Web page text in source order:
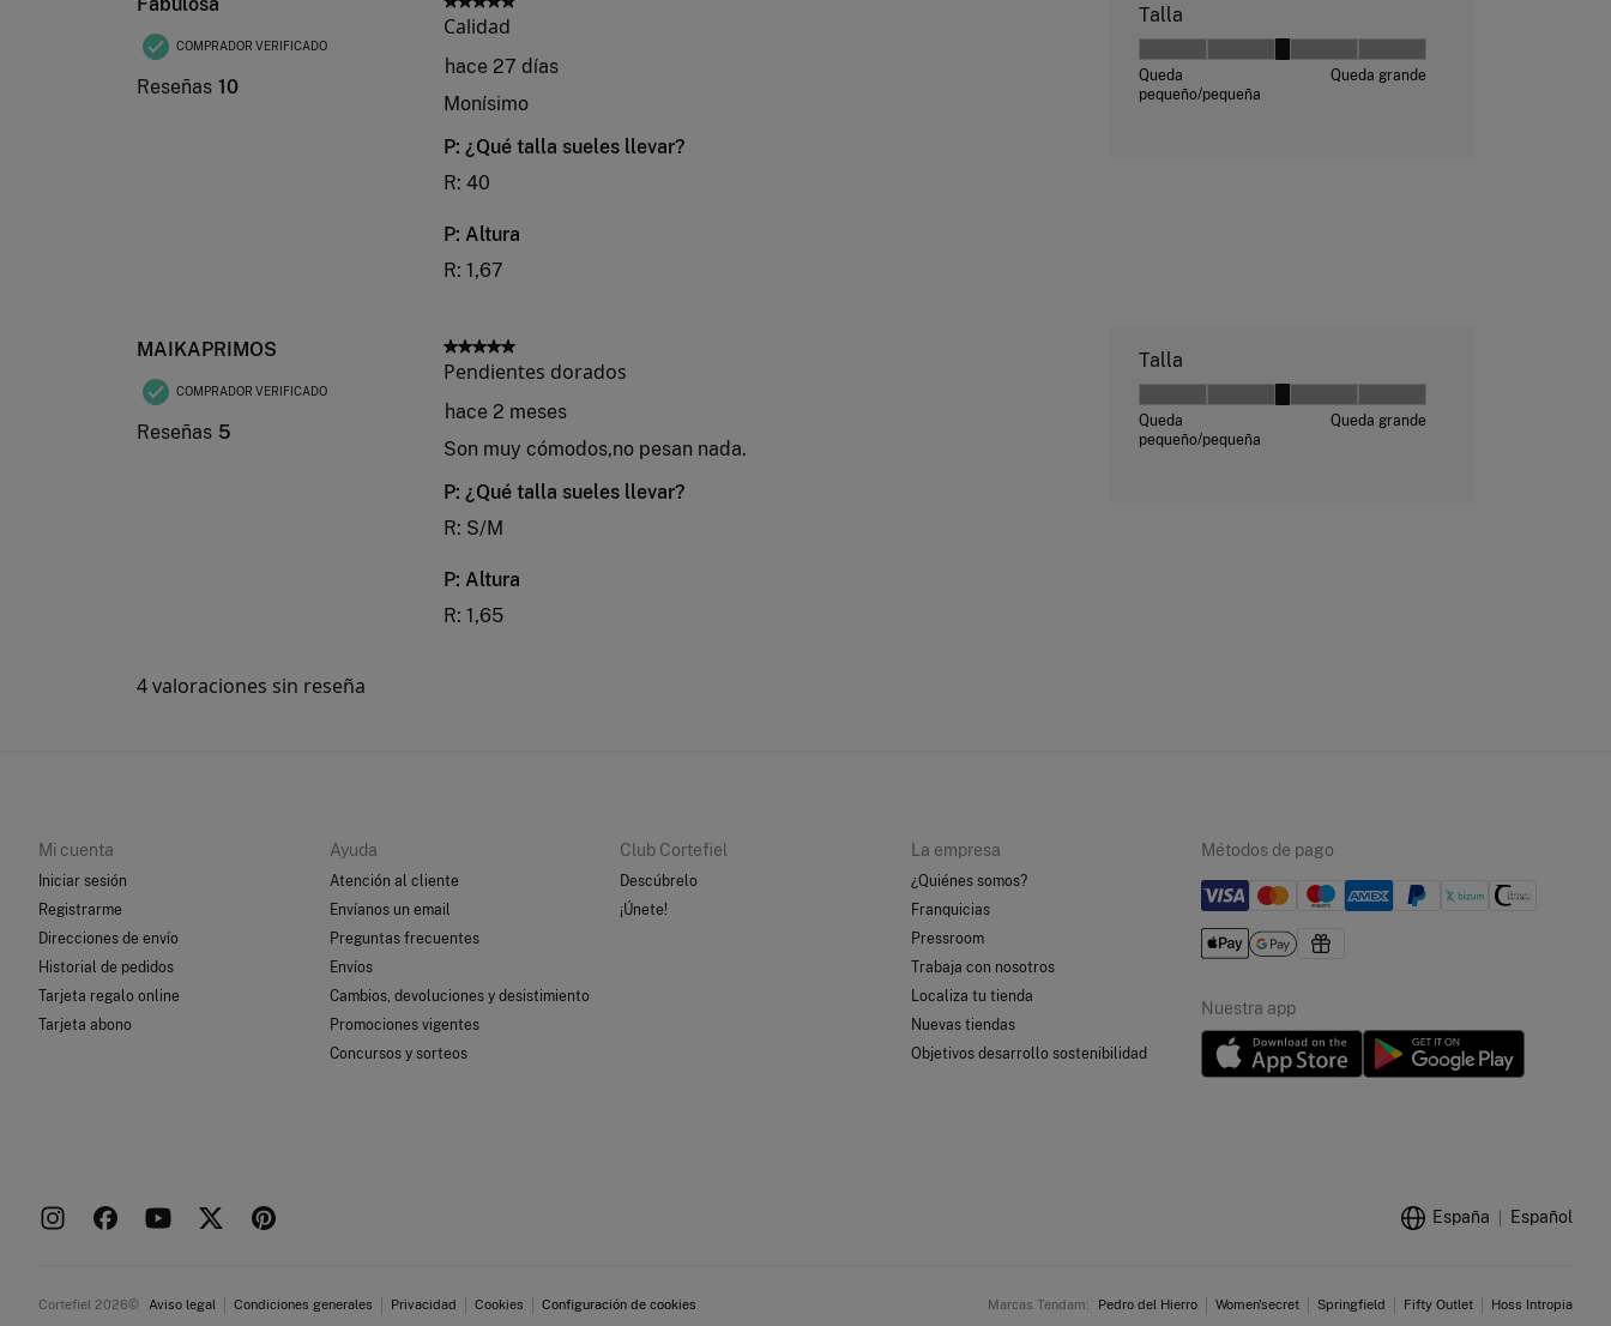
Mi cuenta
Iniciar sesión
Registrarme
Direcciones de envío
Historial de pedidos
Tarjeta regalo online
Tarjeta abono
Ayuda
Atención al cliente
Envíanos un email
Preguntas frecuentes
Envíos
Cambios, devoluciones y desistimiento
Promociones vigentes
Concursos y sorteos
Club Cortefiel
Descúbrelo
¡Únete!
La empresa
¿Quiénes somos?
Franquicias
Pressroom
Trabaja con nosotros
Localiza tu tienda
Nuevas tiendas
Objetivos desarrollo sostenibilidad
Métodos de pago
Nuestra app
España Español
Cortefiel 2026© Aviso legal Condiciones generales Privacidad Cookies Configuración de cookies Marcas Tendam: Pedro del Hierro Women'secret Springfield Fifty Outlet Hoss Intropia